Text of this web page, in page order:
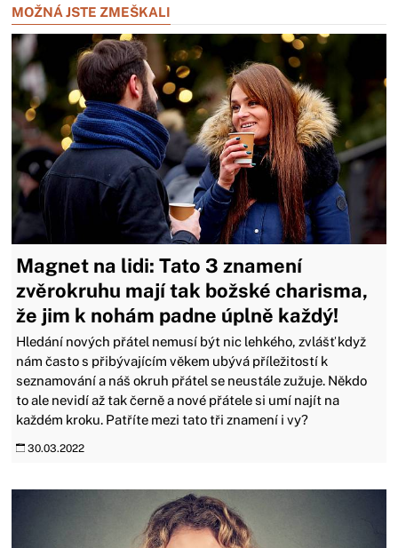
MOŽNÁ JSTE ZMEŠKALI
Magnet na lidi: Tato 3 znamení
zvěrokruhu mají tak božské charisma,
že jim k nohám padne úplně každý!
Hledání nových přátel nemusí být nic lehkého, zvlášť když
nám často s přibývajícím věkem ubývá příležitostí k
seznamování a náš okruh přátel se neustále zužuje. Někdo
to ale nevidí až tak černě a nové přátele si umí najít na
každém kroku. Patříte mezi tato tři znamení i vy?
30.03.2022